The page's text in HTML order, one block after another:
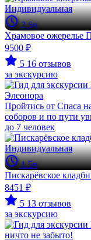
Индивидуальная
2.5ч
Храмовое ожерелье
9500 ₽
5 16 отзывов
за экскурсию
Элеонора
Пройтись от Спаса
соборов и по пути
до 7 человек
Индивидуальная
1.5ч
Пискарёвское
8451 ₽
5 13 отзывов
за экскурсию